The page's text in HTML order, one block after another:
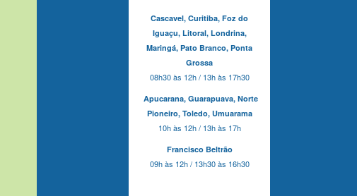
Cascavel, Curitiba, Foz do
Iguaçu, Litoral, Londrina,
Maringá, Pato Branco, Ponta
Grossa
08h30 às 12h / 13h às 17h30
Apucarana, Guarapuava, Norte
Pioneiro, Toledo, Umuarama
10h às 12h / 13h às 17h
Francisco Beltrão
09h às 12h / 13h30 às 16h30